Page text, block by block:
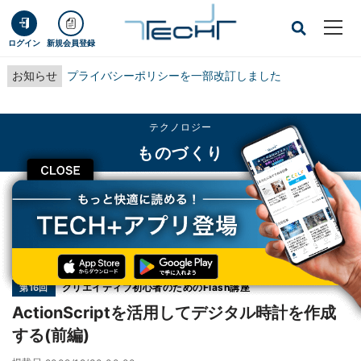
ログイン 新規会員登録
お知らせ プライバシーポリシーを一部改訂しました
CLOSE
テクノロジー
ものづくり
TECH+ テクノロジー
ものづくり
ActionScriptを活用してデジタル時計を作成する(前編)
第16回 クリエイティブ初心者のためのFlash講座
ActionScriptを活用してデジタル時計を作成
する(前編)